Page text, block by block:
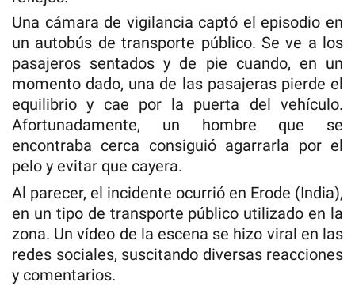
Una cámara de vigilancia captó el episodio en
un autobús de transporte público. Se ve a los
pasajeros sentados y de pie cuando, en un
momento dado, una de las pasajeras pierde el
equilibrio y cae por la puerta del vehículo.
Afortunadamente, un hombre que se
encontraba cerca consiguió agarrarla por el
pelo y evitar que cayera.
Al parecer, el incidente ocurrió en Erode (India),
en un tipo de transporte público utilizado en la
zona. Un vídeo de la escena se hizo viral en las
redes sociales, suscitando diversas reacciones
y comentarios.